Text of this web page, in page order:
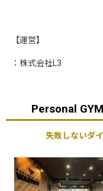
【運営】
：株式会社L3
Personal
失敗しないダ